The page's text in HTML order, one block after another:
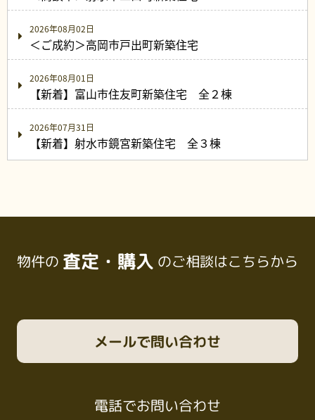
2026年08月02日
＜ご成約＞高岡市戸出町新築住宅
2026年08月01日
【新着】富山市住友町新築住宅 全２棟
2026年07月31日
【新着】射水市鏡宮新築住宅 全３棟
物件の 査定・購入 のご相談はこちらから
電話でお問い合わせ
メールで問い合わせ